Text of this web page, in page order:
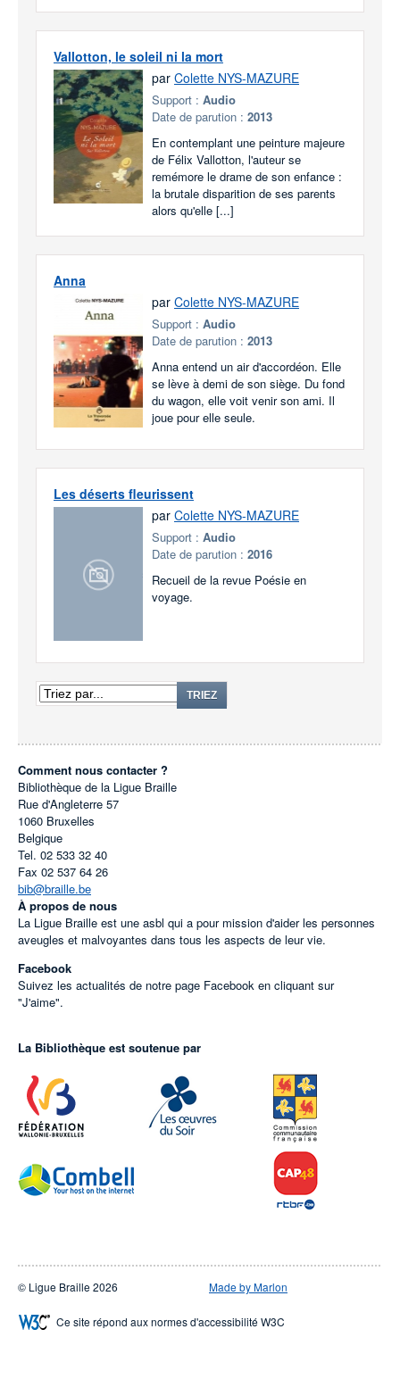
Vallotton, le soleil ni la mort
par Colette NYS-MAZURE
Support : Audio
Date de parution : 2013
En contemplant une peinture majeure
de Félix Vallotton, l'auteur se
remémore le drame de son enfance :
la brutale disparition de ses parents
alors qu'elle [...]
Anna
par Colette NYS-MAZURE
Support : Audio
Date de parution : 2013
Anna entend un air d'accordéon. Elle
se lève à demi de son siège. Du fond
du wagon, elle voit venir son ami. Il
joue pour elle seule.
Les déserts fleurissent
par Colette NYS-MAZURE
Support : Audio
Date de parution : 2016
Recueil de la revue Poésie en
voyage.
TRIEZ
Comment nous contacter ?
Bibliothèque de la Ligue Braille
Rue d'Angleterre 57
1060 Bruxelles
Belgique
Tel. 02 533 32 40
Fax 02 537 64 26
bib@braille.be
À propos de nous
La Ligue Braille est une asbl qui a pour mission d'aider les personnes
aveugles et malvoyantes dans tous les aspects de leur vie.
Facebook
Suivez les actualités de notre page Facebook en cliquant sur
"J'aime".
La Bibliothèque est soutenue par
© Ligue Braille 2026 Made by Marlon
Ce site répond aux normes d'accessibilité W3C